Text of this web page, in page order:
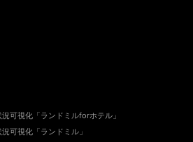
可視化「ランドミルforホテル」
可視化「ランドミル」